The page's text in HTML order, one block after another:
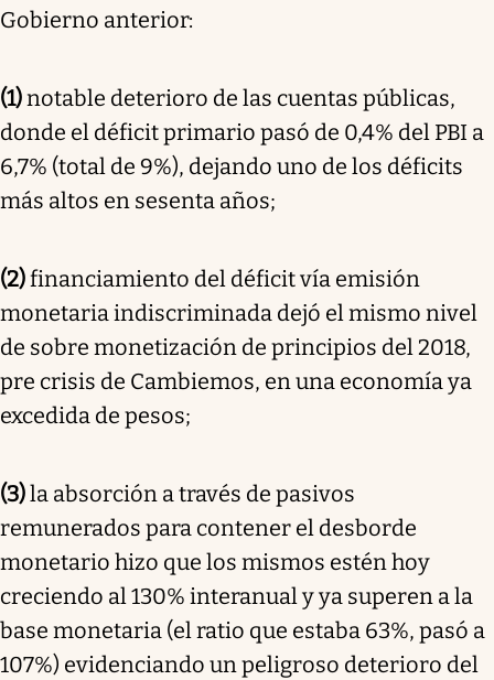
Gobierno anterior:
(1)notable deterioro de las cuentas públicas,
donde el déficit primario pasó de 0,4% del PBI a
6,7% (total de 9%), dejando uno de los déficits
más altos en sesenta años;
(2)financiamiento del déficit vía emisión
monetaria indiscriminada dejó el mismo nivel
de sobre monetización de principios del 2018,
pre crisis de Cambiemos, en una economía ya
excedida de pesos;
(3)la absorción a través de pasivos
remunerados para contener el desborde
monetario hizo que los mismos estén hoy
creciendo al 130% interanual y ya superen a la
base monetaria (el ratio que estaba 63%, pasó a
107%) evidenciando un peligroso deterioro del